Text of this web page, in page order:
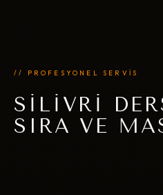
// PROFESYONEL SERVİS
SILIVRI
SIRA VE